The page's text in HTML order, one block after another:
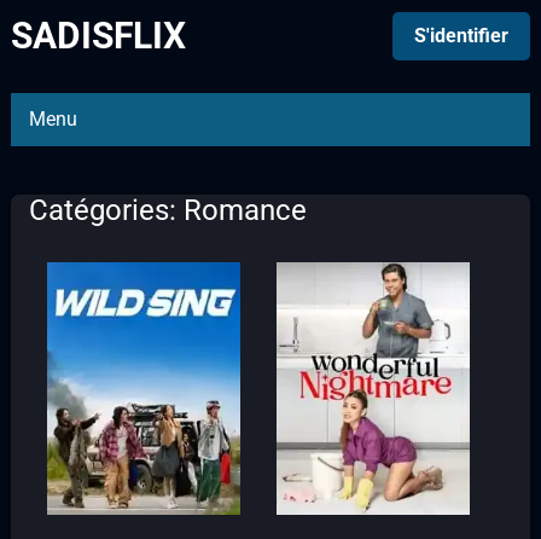
SADISFLIX S'identifier
Menu
Catégories: Romance